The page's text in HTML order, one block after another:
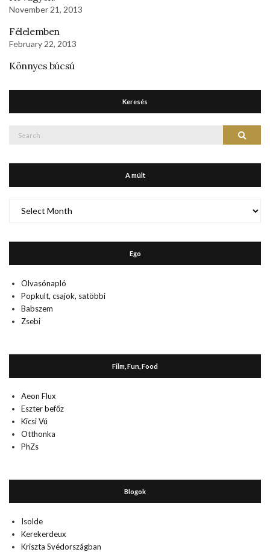
November 21, 2013
Félelemben
February 22, 2013
Könnyes búcsú
Keresés
Search
A múlt
múlt
Ego
Olvasónapló
Popkult, csajok, satöbbi
Babszem
Zsebi
Film, Fun, Food
Aeon Flux
Eszter befőz
Kicsi Vú
Otthonka
PhZs
Blogok
Isolde
Kerekerdeux
Kriszta Svédországban